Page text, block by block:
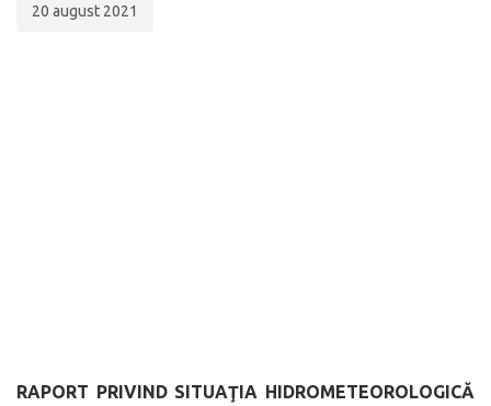
20 august 2021
RAPORT PRIVIND SITUAŢIA HIDROMETEOROLOGICĂ